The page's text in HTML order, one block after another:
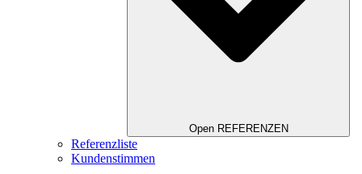
Open REFERENZEN
Referenzliste
Kundenstimmen